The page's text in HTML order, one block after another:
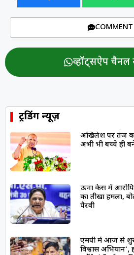
COMMENT
व्हॉट्सऐप
ट्रेंडिंग न्यूज़
अखिलेश पर तंज
अभी भी बच्चे ही
ऊना केस में
का तीखा हमला,
पैरवी
एमपी में आज से शुरू
विश्वास